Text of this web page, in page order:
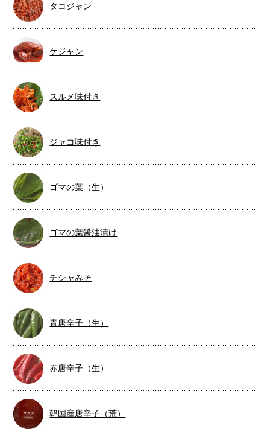
タコジャン
ケジャン
スルメ味付き
ジャコ味付き
ゴマの葉（生）
ゴマの葉醤油漬け
チシャみそ
青唐辛子（生）
赤唐辛子（生）
韓国産唐辛子（荒）